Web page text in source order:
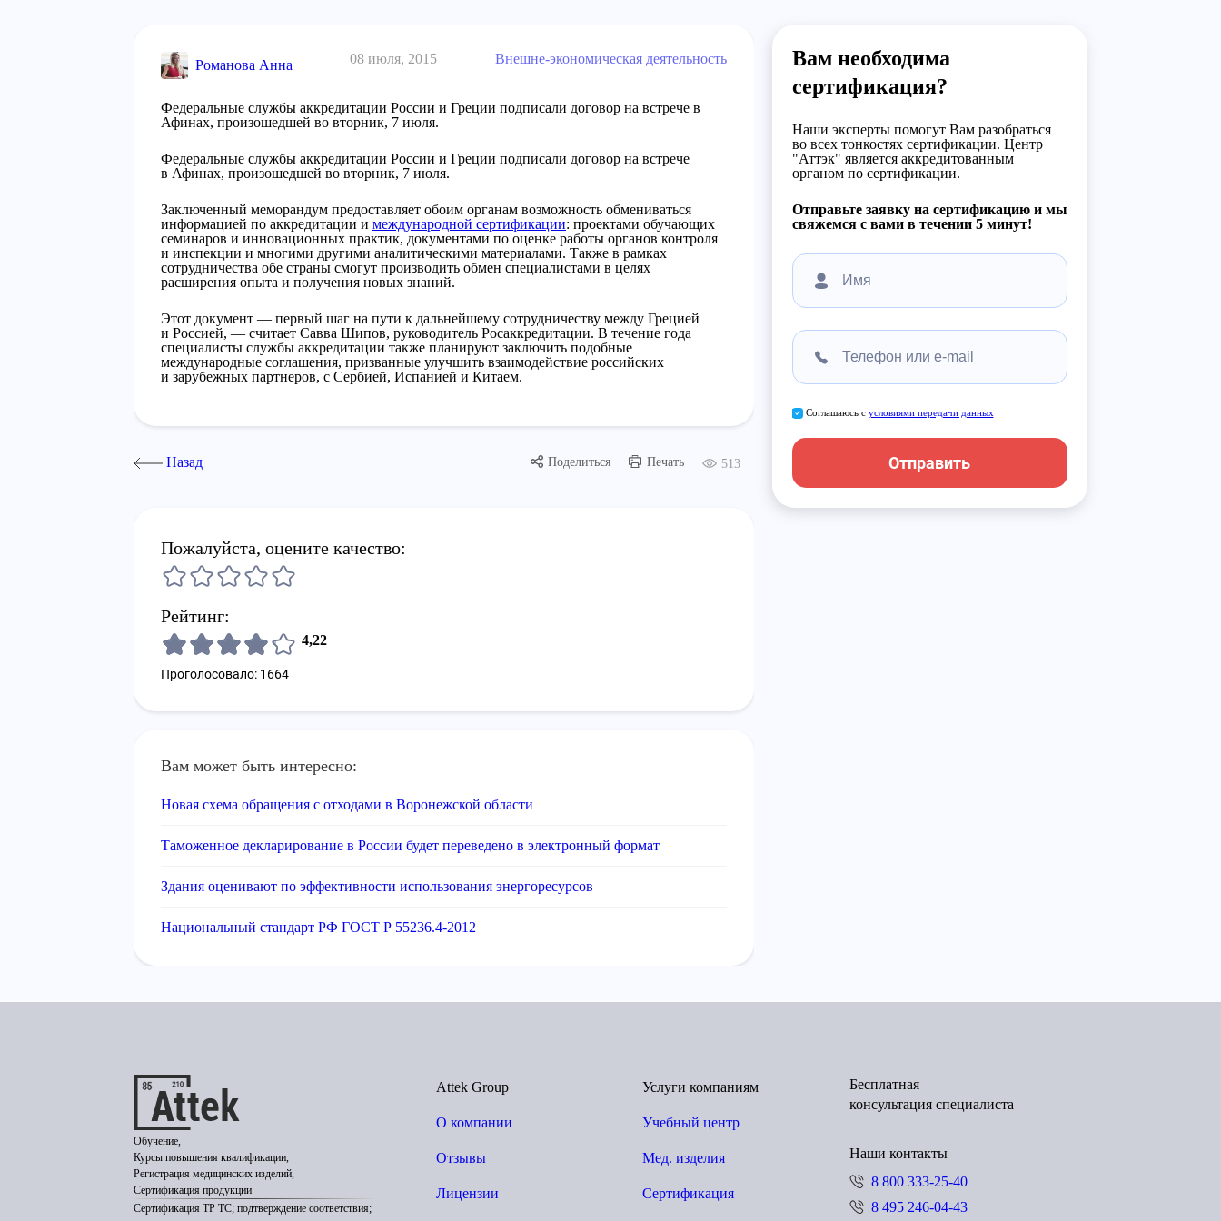
Романова Анна 08 июля, 2015 Внешне-экономическая деятельность
Федеральные службы аккредитации России и Греции подписали договор на встрече в
Афинах, произошедшей во вторник, 7 июля.
Федеральные службы аккредитации России и Греции подписали договор на встрече
в Афинах, произошедшей во вторник, 7 июля.
Заключенный меморандум предоставляет обоим органам возможность обмениваться
информацией по аккредитации и международной сертификации: проектами обучающих
семинаров и инновационных практик, документами по оценке работы органов контроля
и инспекции и многими другими аналитическими материалами. Также в рамках
сотрудничества обе страны смогут производить обмен специалистами в целях
расширения опыта и получения новых знаний.
Этот документ — первый шаг на пути к дальнейшему сотрудничеству между Грецией
и Россией, — считает Савва Шипов, руководитель Росаккредитации. В течение года
специалисты службы аккредитации также планируют заключить подобные
международные соглашения, призванные улучшить взаимодействие российских
и зарубежных партнеров, с Сербией, Испанией и Китаем.
Назад Поделиться Печать 513
Пожалуйста, оцените качество:
Рейтинг:
4,22
Проголосовало: 1664
Вам может быть интересно:
Новая схема обращения с отходами в Воронежской области
Таможенное декларирование в России будет переведено в электронный формат
Здания оценивают по эффективности использования энергоресурсов
Национальный стандарт РФ ГОСТ Р 55236.4-2012
Вам необходима
сертификация?
Наши эксперты помогут Вам разобраться
во всех тонкостях сертификации. Центр
"Аттэк" является аккредитованным
органом по сертификации.
Отправьте заявку на сертификацию и мы
свяжемся с вами в течении 5 минут!
Соглашаюсь с условиями передачи данных
Отправить
Обучение,
Курсы повышения квалификации,
Регистрация медицинских изделий,
Сертификация продукции
Сертификация ТР ТС; подтверждение соответствия;
Attek Group
О компании
Отзывы
Лицензии
Услуги компаниям
Учебный центр
Мед. изделия
Сертификация
Бесплатная
консультация специалиста
Наши контакты
8 800 333-25-40
8 495 246-04-43